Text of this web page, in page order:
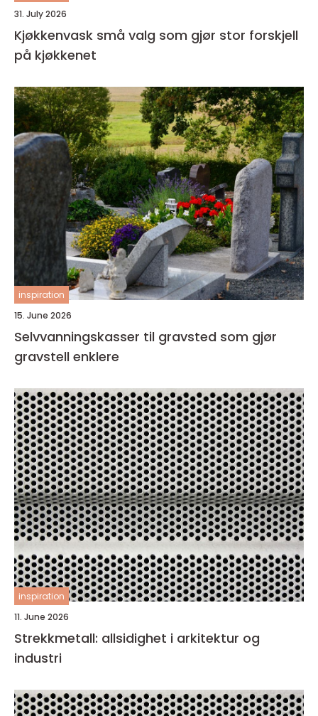
31. July 2026
Kjøkkenvask små valg som gjør stor forskjell
på kjøkkenet
inspiration
15. June 2026
Selvvanningskasser til gravsted som gjør
gravstell enklere
inspiration
11. June 2026
Strekkmetall: allsidighet i arkitektur og
industri